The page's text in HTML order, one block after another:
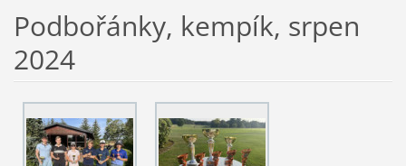
Podbořánky, kempík, srpen
2024